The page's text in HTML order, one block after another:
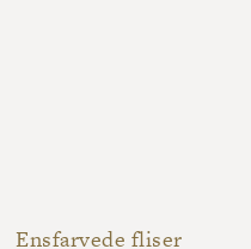
Ensfarvede fliser